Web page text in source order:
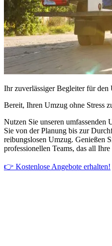
Ihr zuverlässiger Begleiter für den
Bereit, Ihren Umzug ohne Stress
Nutzen Sie unseren umfassenden
Sie von der Planung bis zur
reibungslosen Umzug. Genießen
professionellen Teams, das all
👉 Kostenlose Angebote erhalten!